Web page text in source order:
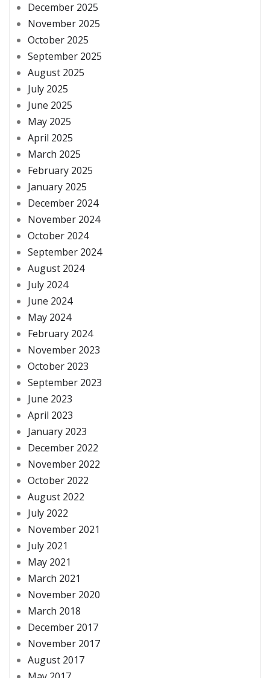
December 2025
November 2025
October 2025
September 2025
August 2025
July 2025
June 2025
May 2025
April 2025
March 2025
February 2025
January 2025
December 2024
November 2024
October 2024
September 2024
August 2024
July 2024
June 2024
May 2024
February 2024
November 2023
October 2023
September 2023
June 2023
April 2023
January 2023
December 2022
November 2022
October 2022
August 2022
July 2022
November 2021
July 2021
May 2021
March 2021
November 2020
March 2018
December 2017
November 2017
August 2017